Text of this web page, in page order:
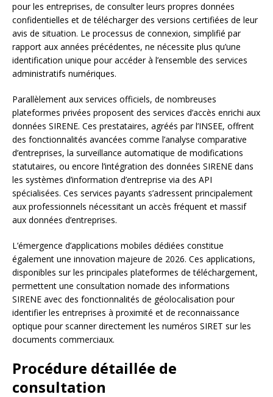
pour les entreprises, de consulter leurs propres données
confidentielles et de télécharger des versions certifiées de leur
avis de situation. Le processus de connexion, simplifié par
rapport aux années précédentes, ne nécessite plus qu’une
identification unique pour accéder à l’ensemble des services
administratifs numériques.
Parallèlement aux services officiels, de nombreuses
plateformes privées proposent des services d’accès enrichi aux
données SIRENE. Ces prestataires, agréés par l’INSEE, offrent
des fonctionnalités avancées comme l’analyse comparative
d’entreprises, la surveillance automatique de modifications
statutaires, ou encore l’intégration des données SIRENE dans
les systèmes d’information d’entreprise via des API
spécialisées. Ces services payants s’adressent principalement
aux professionnels nécessitant un accès fréquent et massif
aux données d’entreprises.
L’émergence d’applications mobiles dédiées constitue
également une innovation majeure de 2026. Ces applications,
disponibles sur les principales plateformes de téléchargement,
permettent une consultation nomade des informations
SIRENE avec des fonctionnalités de géolocalisation pour
identifier les entreprises à proximité et de reconnaissance
optique pour scanner directement les numéros SIRET sur les
documents commerciaux.
Procédure détaillée de
consultation